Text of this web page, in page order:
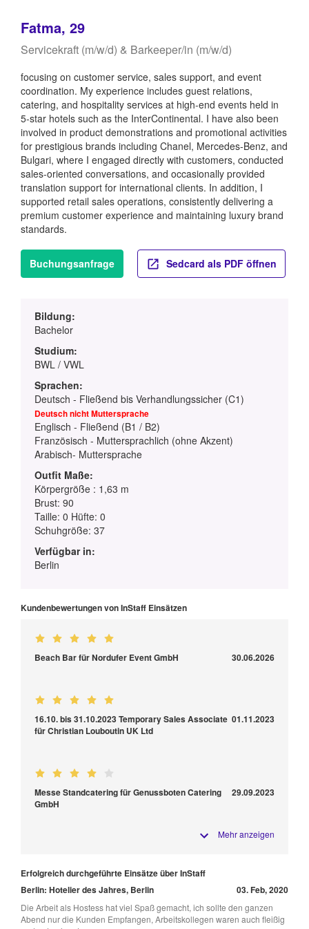
Fatma, 29
Servicekraft (m/w/d) & Barkeeper/in (m/w/d)
focusing on customer service, sales support, and event
coordination. My experience includes guest relations,
catering, and hospitality services at high-end events held in
5-star hotels such as the InterContinental. I have also been
involved in product demonstrations and promotional activities
for prestigious brands including Chanel, Mercedes-Benz, and
Bulgari, where I engaged directly with customers, conducted
sales-oriented conversations, and occasionally provided
translation support for international clients. In addition, I
supported retail sales operations, consistently delivering a
premium customer experience and maintaining luxury brand
standards.
Buchungsanfrage Sedcard als PDF öffnen
Bildung:
Bachelor
Studium:
BWL / VWL
Sprachen:
Deutsch - Fließend bis Verhandlungssicher (C1)
Deutsch nicht Muttersprache
Englisch - Fließend (B1 / B2)
Französisch - Muttersprachlich (ohne Akzent)
Arabisch- Muttersprache
Outfit Maße:
Körpergröße : 1,63 m
Brust: 90
Taille: 0 Hüfte: 0
Schuhgröße: 37
Verfügbar in:
Berlin
Kundenbewertungen von InStaff Einsätzen
Beach Bar für Nordufer Event GmbH 30.06.2026
16.10. bis 31.10.2023 Temporary Sales Associate
für Christian Louboutin UK Ltd
01.11.2023
Messe Standcatering für Genussboten Catering
GmbH
29.09.2023
Mehr anzeigen
Erfolgreich durchgeführte Einsätze über InStaff
Berlin: Hotelier des Jahres, Berlin
03. Feb, 2020
Die Arbeit als Hostess hat viel Spaß gemacht, ich sollte den ganzen
Abend nur die Kunden Empfangen, Arbeitskollegen waren auch fleißig